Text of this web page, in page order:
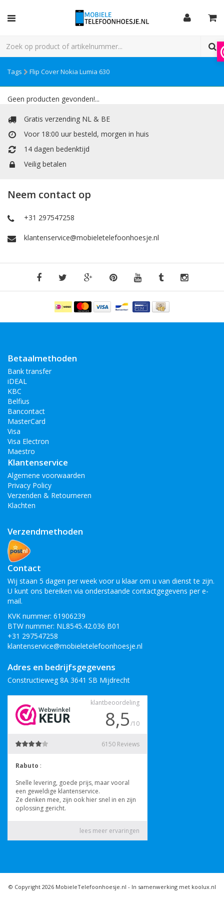
Tags Flip Cover Nokia Lumia 630
Geen producten gevonden!...
Gratis verzending NL & BE
Voor 18:00 uur besteld, morgen in huis
14 dagen bedenktijd
Veilig betalen
Neem contact op
+31 297547258
klantenservice@mobieletelefoonhoesje.nl
Betaalmethoden
Bank transfer
iDEAL
KBC
Belfius
Bancontact
MasterCard
Visa
Visa Electron
Maestro
Klantenservice
Algemene voorwaarden
Privacy Policy
Verzenden & Retourneren
Klachten
Verzendmethoden
Contact
Wij staan 5 dagen per week voor u klaar om u van dienst te zijn.
U kunt ons bereiken via onderstaande contactgegevens per e-
mail.
KVK nummer: 61906239
BTW nummer: NL8545.42.036 B01
+31 297547258
klantenservice@mobieletelefoonhoesje.nl
Adres en bedrijfsgegevens
Constructieweg 8A 3641 SB Mijdrecht
© Copyright 2026 MobieleTelefoonhoesje.nl - In samenwerking met koolux.nl